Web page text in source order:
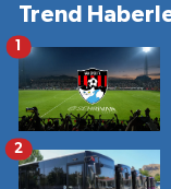
Trend
2